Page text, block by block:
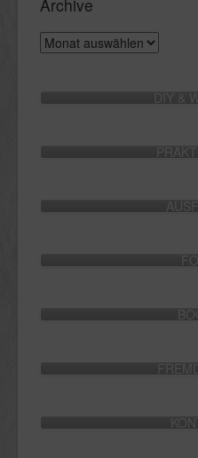
Archive
Archive
DIY &